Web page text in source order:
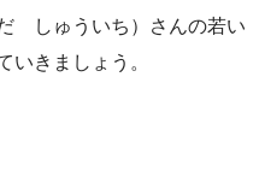
しゅういち）さんの若い
いきましょう。